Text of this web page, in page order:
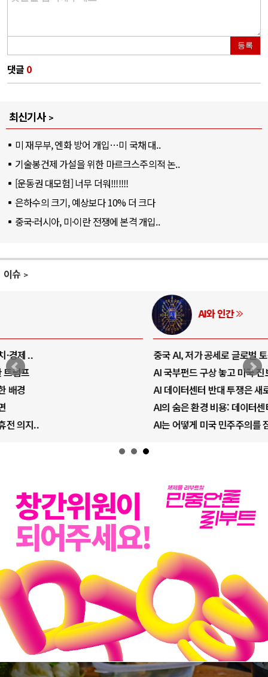
등록
댓글 0
최신기사
미 재무부, 엔화 방어 개입…미 국채 대..
기술봉건제 가설을 위한 마르크스주의적 논..
[운동권 대모험] 너무 더워!!!!!!!
은하수의 크기, 예상보다 10% 더 크다
중국·러시아, 미·이란 전쟁에 본격 개입..
이슈
중국 AI, 저가 공세로 글로벌 토큰 시..
AI 국부펀드 구상 놓고 미국 진보진영 ..
AI 데이터센터 반대 투쟁은 새로운 글로..
AI의 숨은 환경 비용: 데이터센터 확산..
AI는 어떻게 미국 민주주의를 잠식하고 ..